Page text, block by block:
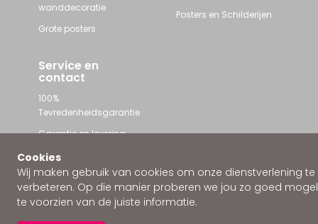
Cookies
Wij maken gebruik van cookies om onze dienstverlening te
verbeteren. Op die manier proberen we jou zo goed
te voorzien van de juiste informatie.
wanddecoratie
Grote posters
Posters en Schilderijen
Service en
contact
100%
Tevredenheidsgarantie
Garantie en levering
Contact met Wallstars
WhatsApp ons